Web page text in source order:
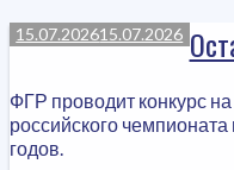
15.07.202615.07.2026
ФГР проводит конкурс
российского
годов.